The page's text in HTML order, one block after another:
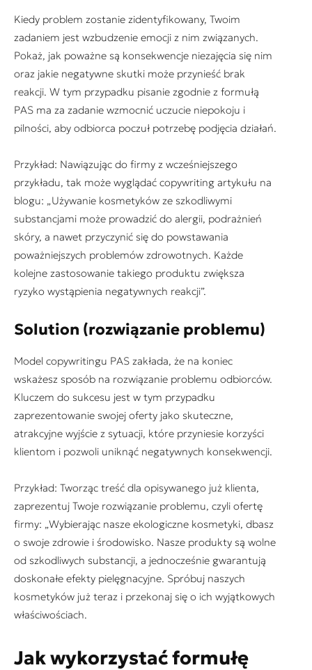
Kiedy problem zostanie zidentyfikowany, Twoim
zadaniem jest wzbudzenie emocji z nim związanych.
Pokaż, jak poważne są konsekwencje niezajęcia się nim
oraz jakie negatywne skutki może przynieść brak
reakcji. W tym przypadku pisanie zgodnie z formułą
PAS ma za zadanie wzmocnić uczucie niepokoju i
pilności, aby odbiorca poczuł potrzebę podjęcia działań.
Przykład: Nawiązując do firmy z wcześniejszego
przykładu, tak może wyglądać copywriting artykułu na
blogu: „Używanie kosmetyków ze szkodliwymi
substancjami może prowadzić do alergii, podrażnień
skóry, a nawet przyczynić się do powstawania
poważniejszych problemów zdrowotnych. Każde
kolejne zastosowanie takiego produktu zwiększa
ryzyko wystąpienia negatywnych reakcji”.
Solution (rozwiązanie problemu)
Model copywritingu PAS zakłada, że na koniec
wskażesz sposób na rozwiązanie problemu odbiorców.
Kluczem do sukcesu jest w tym przypadku
zaprezentowanie swojej oferty jako skuteczne,
atrakcyjne wyjście z sytuacji, które przyniesie korzyści
klientom i pozwoli uniknąć negatywnych konsekwencji.
Przykład: Tworząc treść dla opisywanego już klienta,
zaprezentuj Twoje rozwiązanie problemu, czyli ofertę
firmy: „Wybierając nasze ekologiczne kosmetyki, dbasz
o swoje zdrowie i środowisko. Nasze produkty są wolne
od szkodliwych substancji, a jednocześnie gwarantują
doskonałe efekty pielęgnacyjne. Spróbuj naszych
kosmetyków już teraz i przekonaj się o ich wyjątkowych
właściwościach.
Jak wykorzystać formułę